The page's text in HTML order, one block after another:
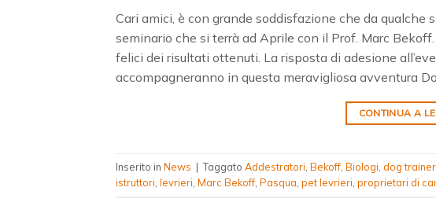
Cari amici, è con grande soddisfazione che da
seminario che si terrà ad Aprile con il Prof. Marc
felici dei risultati ottenuti. La risposta di adesione
accompagneranno in questa meravigliosa avventura
CONTINUA A
Inserito in News | Taggato Addestratori, Bekoff, Biologi, dog trainer
istruttori, levrieri, Marc Bekoff, Pasqua, pet levrieri, proprietari di